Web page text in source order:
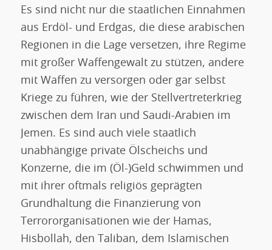
Es sind nicht nur die staatlichen Einnahmen
aus Erdöl- und Erdgas, die diese arabischen
Regionen in die Lage versetzen, ihre Regime
mit großer Waffengewalt zu stützen, andere
mit Waffen zu versorgen oder gar selbst
Kriege zu führen, wie der Stellvertreterkrieg
zwischen dem Iran und Saudi-Arabien im
Jemen. Es sind auch viele staatlich
unabhängige private Ölscheichs und
Konzerne, die im (Öl-)Geld schwimmen und
mit ihrer oftmals religiös geprägten
Grundhaltung die Finanzierung von
Terrororganisationen wie der Hamas,
Hisbollah, den Taliban, dem Islamischen